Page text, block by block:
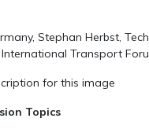
Stephan Herbst,
Transport
Topics